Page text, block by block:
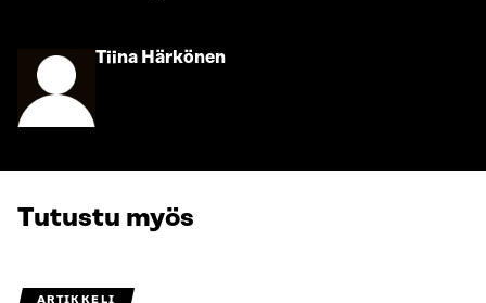
Tiina HärkönenSiirry
Tutustu myös
ARTIKKELI